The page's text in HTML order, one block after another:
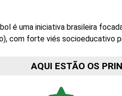
é uma iniciativa brasileira
com forte viés socioeducativo
AQUI ESTÃO OS